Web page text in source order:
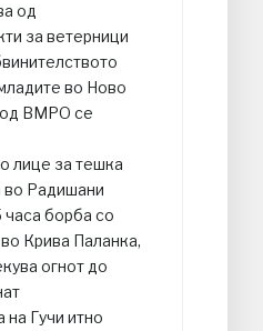
од
за ветерници
во Ново
од ВМРО се
лице за тешка
во Радишани
борба со
Крива Паланка,
огнот до
на Гучи итно